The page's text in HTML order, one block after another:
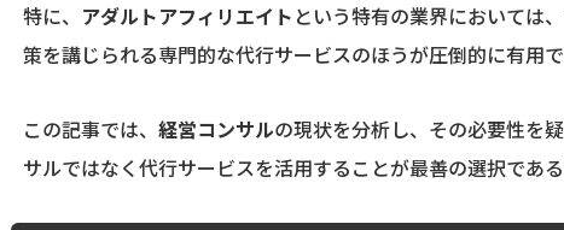
特に、 アダルトアフィリエイト という特有の業界においては
策を講じられる専門的な代行サービスのほうが圧倒的に有用で
この記事では、 経営コンサルの現状を分析し、その必要性を
サルではなく代行サービスを活用することが最善の選択であ